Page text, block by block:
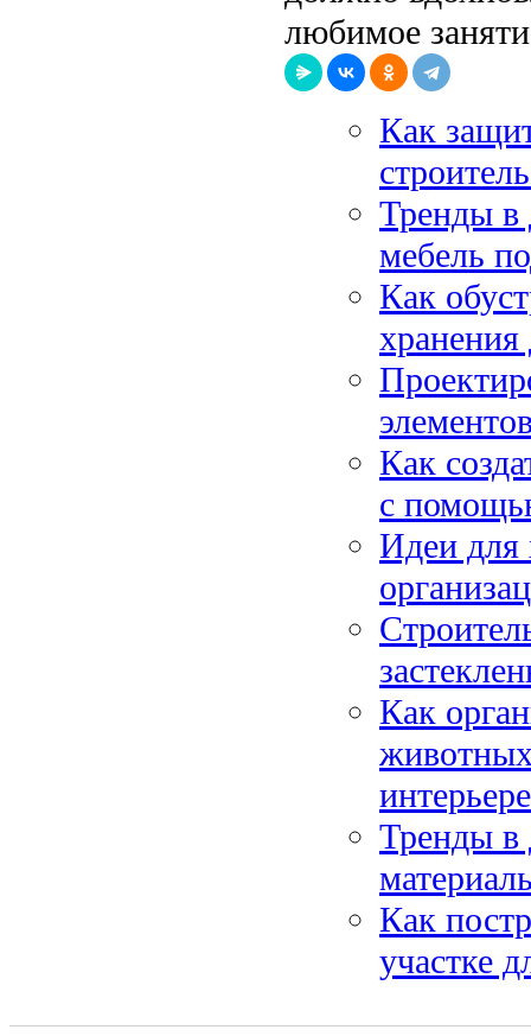
любимое
Как
Тренды в
мебель
Как
Как
с
Идеи для
Как
интерьере
Тренды в
Как
участке